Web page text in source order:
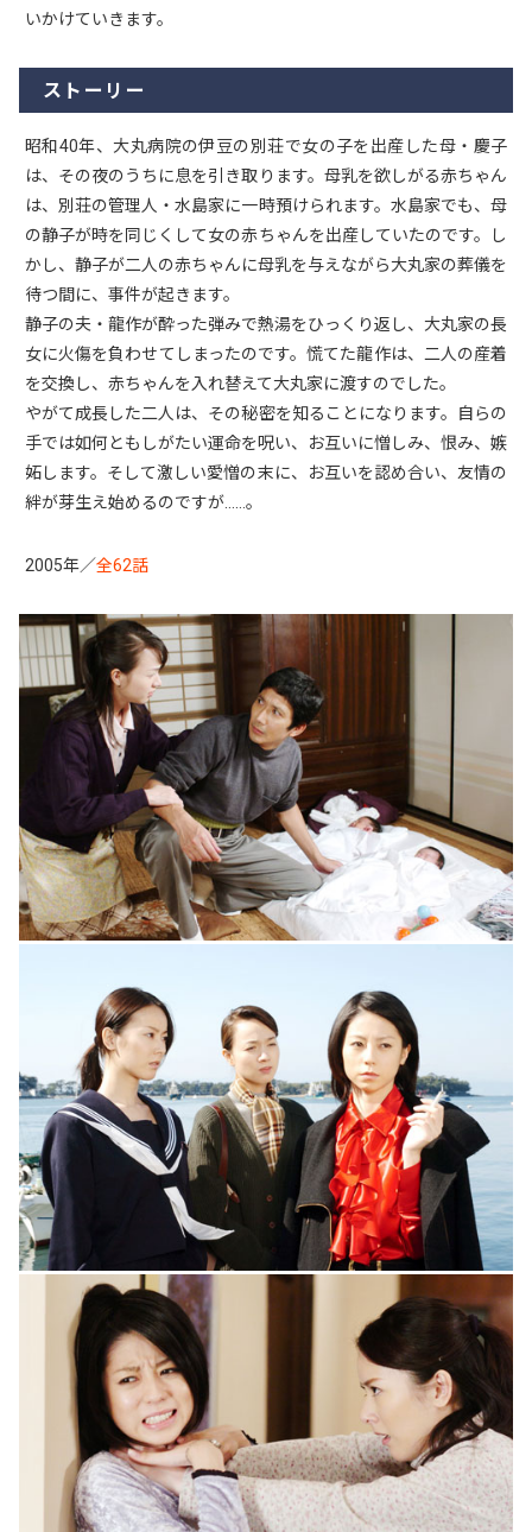
いかけていきます。
ストーリー
昭和40年、大丸病院の伊豆の別荘で女の子を出産した母・慶子
は、その夜のうちに息を引き取ります。母乳を欲しがる赤ちゃん
は、別荘の管理人・水島家に一時預けられます。水島家でも、母
の静子が時を同じくして女の赤ちゃんを出産していたのです。し
かし、静子が二人の赤ちゃんに母乳を与えながら大丸家の葬儀を
待つ間に、事件が起きます。
静子の夫・龍作が酔った弾みで熱湯をひっくり返し、大丸家の長
女に火傷を負わせてしまったのです。慌てた龍作は、二人の産着
を交換し、赤ちゃんを入れ替えて大丸家に渡すのでした。
やがて成長した二人は、その秘密を知ることになります。自らの
手では如何ともしがたい運命を呪い、お互いに憎しみ、恨み、嫉
妬します。そして激しい愛憎の末に、お互いを認め合い、友情の
絆が芽生え始めるのですが……。
2005年／全62話